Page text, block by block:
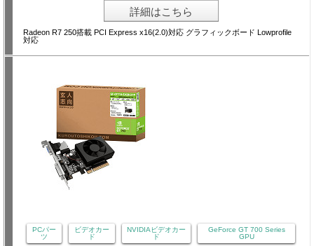
詳細はこちら
Radeon R7 250搭載 PCI Express x16(2.0)対応 グラフィックボード Lowprofile
対応
PCパー
ツ
ビデオカー
ド
NVIDIAビデオカー
ド
GeForce GT 700 Series
GPU